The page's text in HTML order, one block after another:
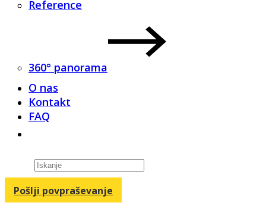
Reference
360° panorama
O nas
Kontakt
FAQ
Products
search
Pošlji povpraševanje